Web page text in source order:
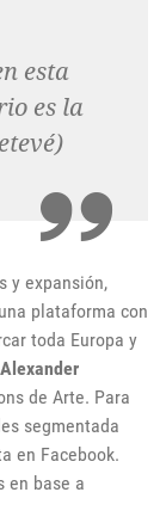
esta
es la
y expansión,
plataforma con
toda Europa y
Alexander
de Arte. Para
segmentada
en Facebook.
en base a